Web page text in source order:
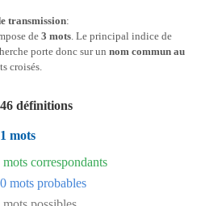
transmission:
de 3 mots. Le principal indice de
porte donc sur un nom commun au
croisés.
définitions
mots
mots correspondants
mots probables